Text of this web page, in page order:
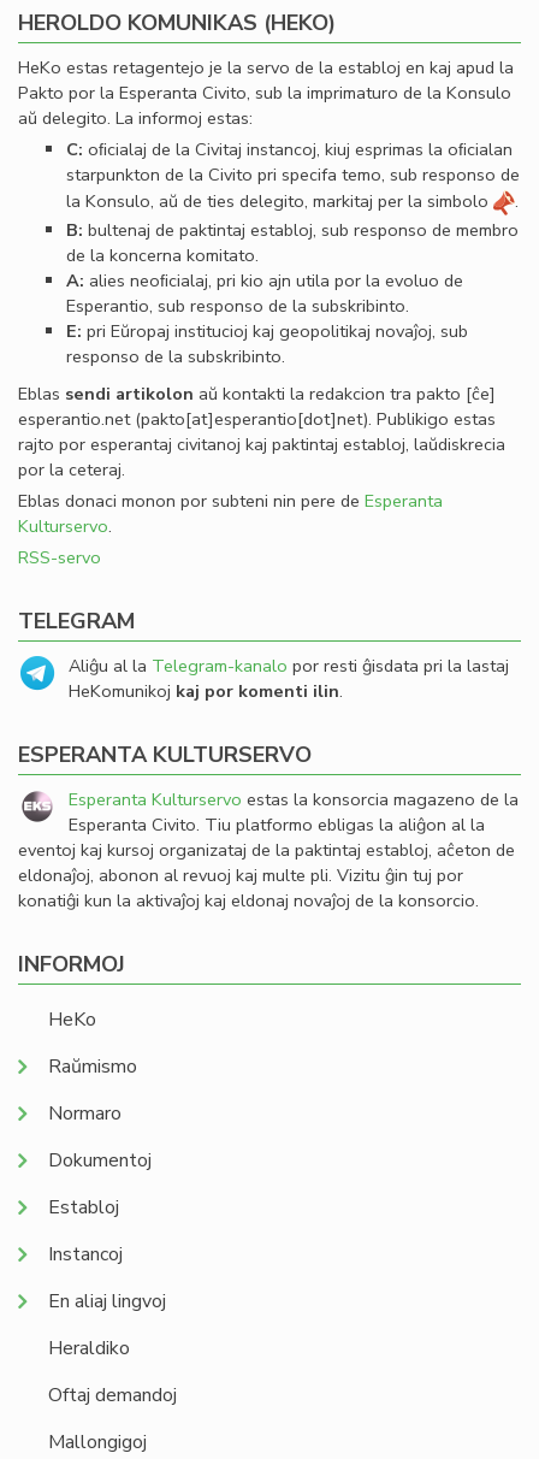
HEROLDO KOMUNIKAS (HEKO)
HeKo estas retagentejo je la servo de la establoj en kaj apud la
Pakto por la Esperanta Civito, sub la imprimaturo de la Konsulo
aŭ delegito. La informoj estas:
C: oﬁcialaj de la Civitaj instancoj, kiuj esprimas la oﬁcialan
starpunkton de la Civito pri specifa temo, sub responso de
la Konsulo, aŭ de ties delegito, markitaj per la simbolo
.
B: bultenaj de paktintaj establoj, sub responso de membro
de la koncerna komitato.
A: alies neoﬁcialaj, pri kio ajn utila por la evoluo de
Esperantio, sub responso de la subskribinto.
E: pri Eŭropaj institucioj kaj geopolitikaj novaĵoj, sub
responso de la subskribinto.
Eblas sendi artikolon aŭ kontakti la redakcion tra pakto [ĉe]
esperantio.net(pakto[at]esperantio[dot]net). Publikigo estas
rajto por esperantaj civitanoj kaj paktintaj establoj, laŭdiskrecia
por la ceteraj.
Eblas donaci monon por subteni nin pere de Esperanta
Kulturservo.
RSS-servo
TELEGRAM
Aliĝu al la Telegram-kanalo por resti ĝisdata pri la lastaj
HeKomunikoj kaj por komenti ilin.
ESPERANTA KULTURSERVO
Esperanta Kulturservo estas la konsorcia magazeno de la
Esperanta Civito. Tiu platformo ebligas la aliĝon al la
eventoj kaj kursoj organizataj de la paktintaj establoj, aĉeton de
eldonaĵoj, abonon al revuoj kaj multe pli. Vizitu ĝin tuj por
konatiĝi kun la aktivaĵoj kaj eldonaj novaĵoj de la konsorcio.
INFORMOJ
HeKo
Raŭmismo
Normaro
Dokumentoj
Establoj
Instancoj
En aliaj lingvoj
Heraldiko
Oftaj demandoj
Mallongigoj